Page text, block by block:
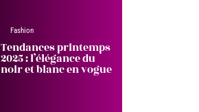
Fashion
Tendances printemps
2025 : l’élégance du
noir et blanc en vogue